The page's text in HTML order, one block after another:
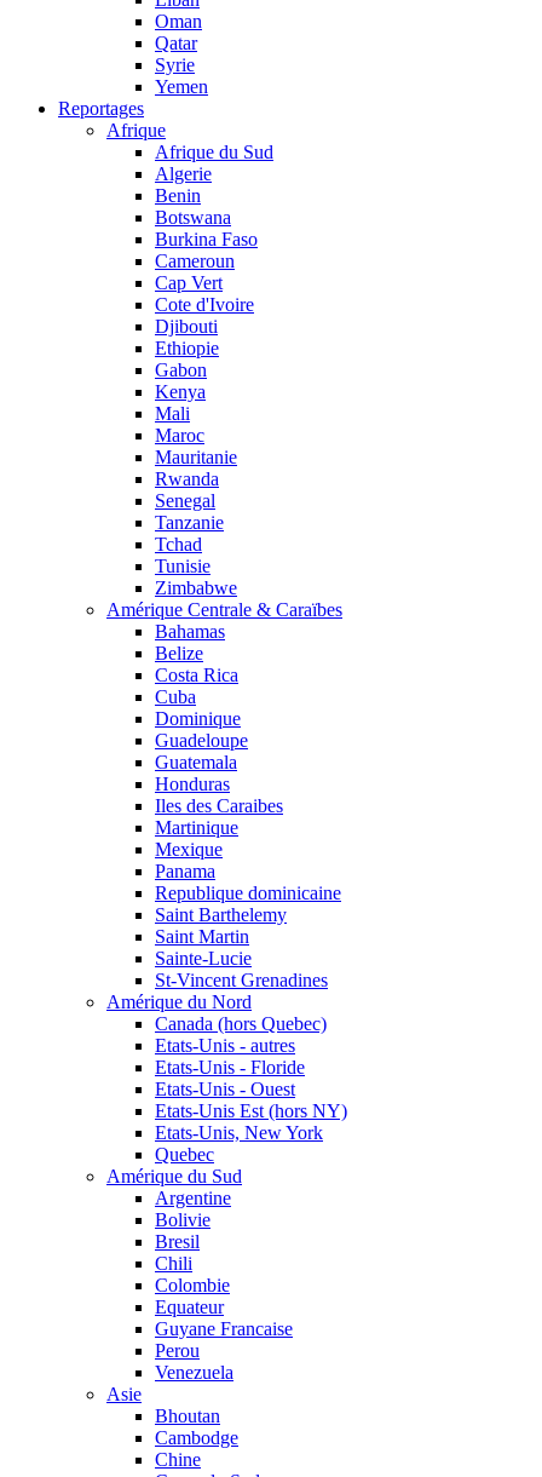
Oman
Qatar
Syrie
Yemen
Reportages
Afrique
Afrique du Sud
Algerie
Benin
Botswana
Burkina Faso
Cameroun
Cap Vert
Cote d'Ivoire
Djibouti
Ethiopie
Gabon
Kenya
Mali
Maroc
Mauritanie
Rwanda
Senegal
Tanzanie
Tchad
Tunisie
Zimbabwe
Amérique Centrale & Caraïbes
Bahamas
Belize
Costa Rica
Cuba
Dominique
Guadeloupe
Guatemala
Honduras
Iles des Caraibes
Martinique
Mexique
Panama
Republique dominicaine
Saint Barthelemy
Saint Martin
Sainte-Lucie
St-Vincent Grenadines
Amérique du Nord
Canada (hors Quebec)
Etats-Unis - autres
Etats-Unis - Floride
Etats-Unis - Ouest
Etats-Unis Est (hors NY)
Etats-Unis, New York
Quebec
Amérique du Sud
Argentine
Bolivie
Bresil
Chili
Colombie
Equateur
Guyane Francaise
Perou
Venezuela
Asie
Bhoutan
Cambodge
Chine